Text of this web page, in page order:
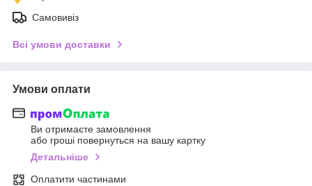
Самовивіз
Всі умови доставки
Умови оплати
Ви отримаєте замовлення
або гроші повернуться на вашу картку
Детальніше
Оплатити частинами